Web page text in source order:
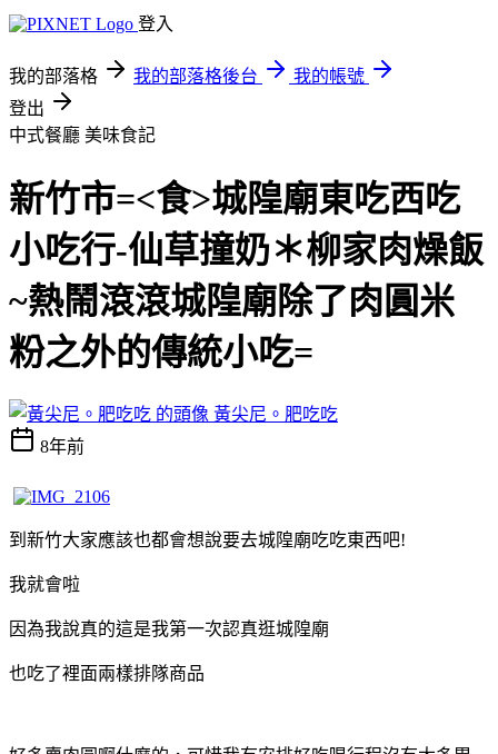
登入
我的部落格 我的部落格後台
我的帳號
登出
中式餐廳 美味食記
新竹市=<食>城隍廟東吃西吃
小吃行-仙草撞奶＊柳家肉燥飯
~熱鬧滾滾城隍廟除了肉圓米
粉之外的傳統小吃=
黃尖尼。肥吃吃
8年前
到新竹大家應該也都會想說要去城隍廟吃吃東西吧!
我就會啦
因為我說真的這是我第一次認真逛城隍廟
也吃了裡面兩樣排隊商品